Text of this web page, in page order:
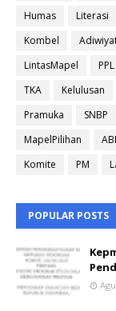
Humas
Literasi
Kombel
LintasMapel
PPL
TKA
Kelulusan
Pramuka
SNBP
MapelPilihan
Komite
PM
POPULAR POSTS